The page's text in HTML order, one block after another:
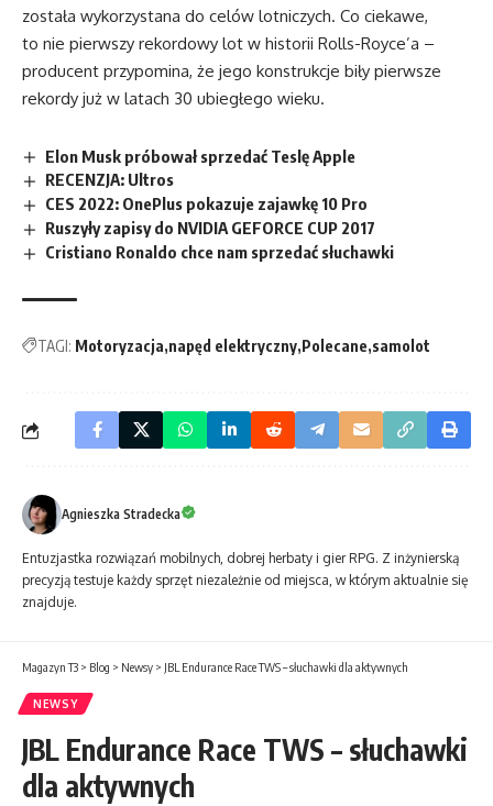
została wykorzystana do celów lotniczych. Co ciekawe,
to nie pierwszy rekordowy lot w historii Rolls-Royce’a –
producent przypomina, że jego konstrukcje biły pierwsze
rekordy już w latach 30 ubiegłego wieku.
Elon Musk próbował sprzedać Teslę Apple
RECENZJA: Ultros
CES 2022: OnePlus pokazuje zajawkę 10 Pro
Ruszyły zapisy do NVIDIA GEFORCE CUP 2017
Cristiano Ronaldo chce nam sprzedać słuchawki
TAGI: Motoryzacja napęd elektryczny Polecane samolot
Agnieszka Stradecka
Entuzjastka rozwiązań mobilnych, dobrej herbaty i gier RPG. Z inżynierską
precyzją testuje każdy sprzęt niezależnie od miejsca, w którym aktualnie się
znajduje.
Magazyn T3 > Blog > Newsy > JBL Endurance Race TWS – słuchawki dla aktywnych
NEWSY
JBL Endurance Race TWS – słuchawki
dla aktywnych